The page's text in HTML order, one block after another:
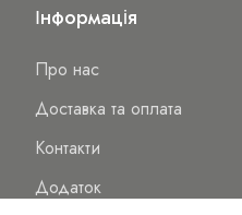
Інформація
Про нас
Доставка та оплата
Контакти
Додаток